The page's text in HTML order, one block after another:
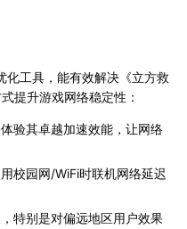
化工具，能有效解决《立方救
提升游戏网络稳定性：
验其卓越加速效能，让网络
校园网/WiFi时联机网络延迟
特别是对偏远地区用户效果